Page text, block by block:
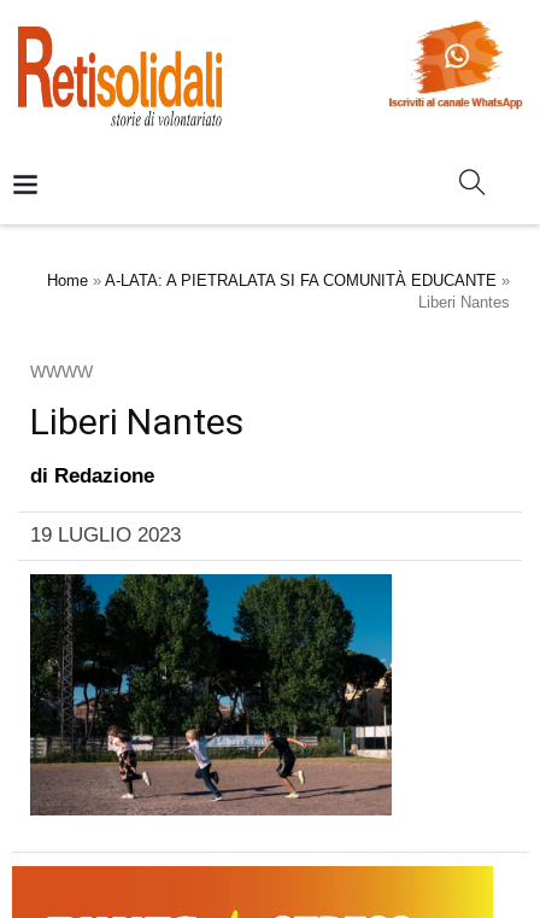
Home » A-LATA: A PIETRALATA SI FA COMUNITÀ EDUCANTE »
Liberi Nantes
WWWW
Liberi Nantes
di Redazione
19 LUGLIO 2023